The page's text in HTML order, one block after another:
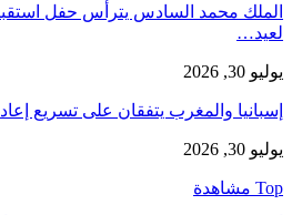
لعيد…
يوليو 30, 2026
إسبانيا والمغرب يتفقان على تسريع
يوليو 30, 2026
Top مشاهدة